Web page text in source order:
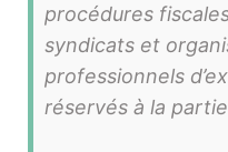
procédures
syndicats et
professionnels
réservés à la